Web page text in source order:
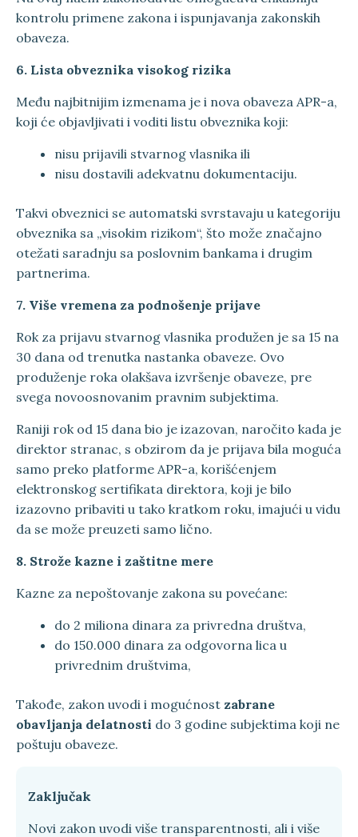
kontrolu primene zakona i ispunjavanja zakonskih
obaveza.
6. Lista obveznika visokog rizika
Među najbitnijim izmenama je i nova obaveza APR-a,
koji će objavljivati i voditi listu obveznika koji:
nisu prijavili stvarnog vlasnika ili
nisu dostavili adekvatnu dokumentaciju.
Takvi obveznici se automatski svrstavaju u kategoriju
obveznika sa „visokim rizikom“, što može značajno
otežati saradnju sa poslovnim bankama i drugim
partnerima.
7. Više vremena za podnošenje prijave
Rok za prijavu stvarnog vlasnika produžen je sa 15 na
30 dana od trenutka nastanka obaveze. Ovo
produženje roka olakšava izvršenje obaveze, pre
svega novoosnovanim pravnim subjektima.
Raniji rok od 15 dana bio je izazovan, naročito kada je
direktor stranac, s obzirom da je prijava bila moguća
samo preko platforme APR-a, korišćenjem
elektronskog sertifikata direktora, koji je bilo
izazovno pribaviti u tako kratkom roku, imajući u vidu
da se može preuzeti samo lično.
8. Strože kazne i zaštitne mere
Kazne za nepoštovanje zakona su povećane:
do 2 miliona dinara za privredna društva,
do 150.000 dinara za odgovorna lica u
privrednim društvima,
Takođe, zakon uvodi i mogućnost zabrane
obavljanja delatnosti do 3 godine subjektima koji ne
poštuju obaveze.
Zaključak
Novi zakon uvodi više transparentnosti, ali i više